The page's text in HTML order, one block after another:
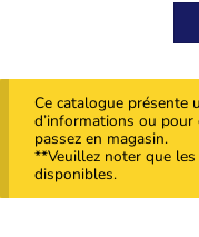
Ce catalogue présente
d’informations ou
passez en magasin.
**Veuillez noter que
disponibles.